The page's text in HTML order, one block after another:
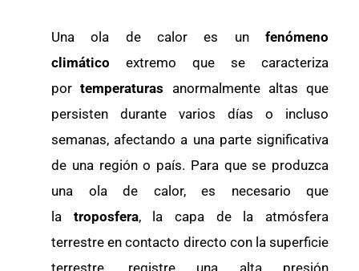
Una ola de calor es un fenómeno
climático extremo que se caracteriza
portemperaturas anormalmente altas que
persisten durante varios días o incluso
semanas, afectando a una parte significativa
de una región o país. Para que se produzca
una ola de calor, es necesario que
la troposfera, la capa de la atmósfera
terrestre en contacto directo con la superficie
terrestre, registre una alta presión